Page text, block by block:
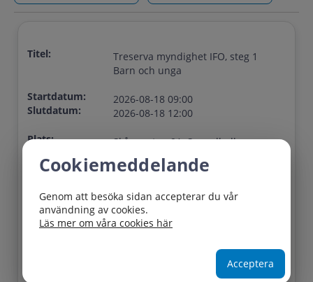
Titel:
Treserva myndighet IFO, steg 1
Barn och unga
Startdatum:
Slutdatum:
2026-08-18 09:00
2026-08-18 12:00
Plats:
Skånegatan 9A, Spegelhallen
Lediga platser:
6
Sista
anmälningsdag:
2026-08-10
Cookiemeddelande
Genom att besöka sidan accepterar du vår
användning av cookies.
Läs mer om våra cookies här
Acceptera